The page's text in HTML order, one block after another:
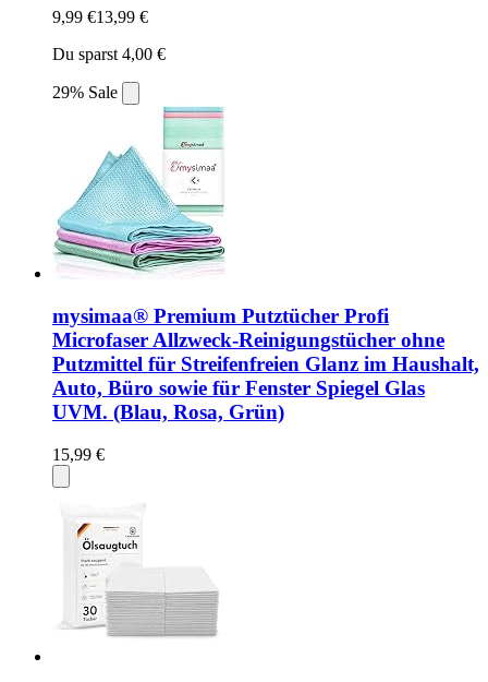
9,99 €13,99 €
Du sparst 4,00 €
29% Sale
mysimaa® Premium Putztücher Profi
Microfaser Allzweck-Reinigungstücher ohne
Putzmittel für Streifenfreien Glanz im Haushalt,
Auto, Büro sowie für Fenster Spiegel Glas
UVM. (Blau, Rosa, Grün)
15,99 €